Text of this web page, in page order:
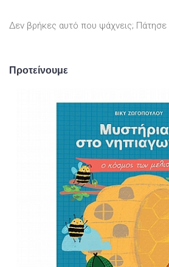
Δεν βρήκες αυτό που ψάχνεις; Πάτησε
Προτείνουμε